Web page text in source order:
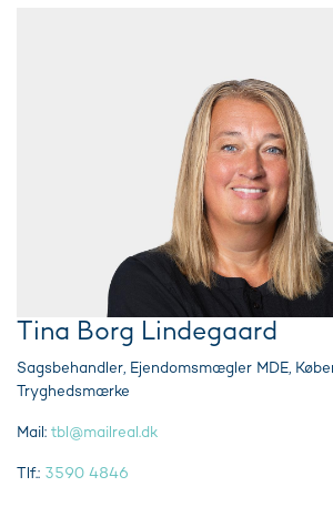
Tina Borg Lindegaard
Sagsbehandler, Ejendomsmægler MDE,
Tryghedsmærke
Mail: tbl@mailreal.dk
Tlf.: 3590 4846